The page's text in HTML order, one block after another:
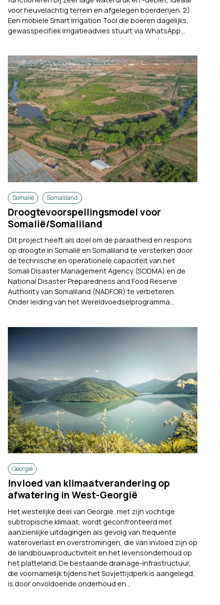
voor heuvelachtig terrein en afgelegen boerderijen. 2)
Een mobiele Smart Irrigation Tool die boeren dagelijks,
gewasspecifiek irrigatieadvies stuurt via WhatsApp...
Somalië Somaliland
Droogtevoorspellingsmodel voor
Somalië/Somaliland
Dit project heeft als doel om de paraatheid en respons
op droogte in Somalië en Somaliland te versterken door
de technische en operationele capaciteit van het
Somali Disaster Management Agency (SODMA) en de
National Disaster Preparedness and Food Reserve
Authority van Somaliland (NADFOR) te verbeteren.
Onder leiding van het Wereldvoedselprogramma...
Georgië
Invloed van klimaatverandering op
afwatering in West-Georgië
Het westelijke deel van Georgië, met zijn vochtige
subtropische klimaat, wordt geconfronteerd met
aanzienlijke uitdagingen als gevolg van frequente
wateroverlast en overstromingen, die van invloed zijn op
de landbouwproductiviteit en het levensonderhoud op
het platteland. De bestaande drainage-infrastructuur,
die voornamelijk tijdens het Sovjettijdperk is aangelegd,
is door onvoldoende onderhoud en...